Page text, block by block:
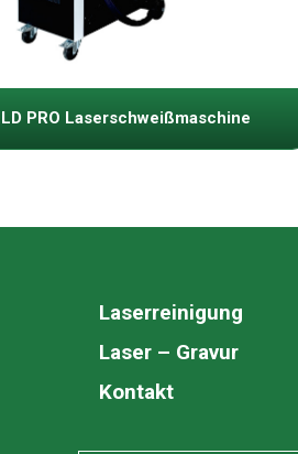
PRO Laserschweißmaschine
Laserreinigung
Laser – Gravur
Kontakt